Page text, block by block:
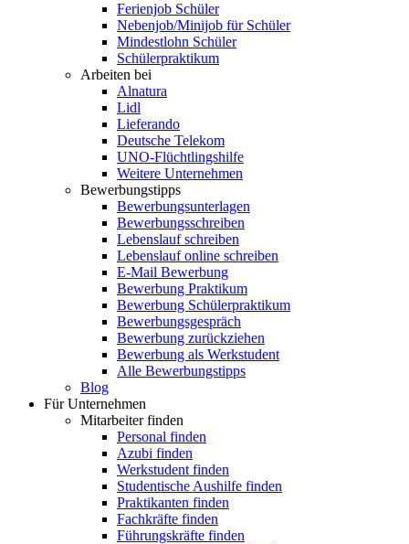
Ferienjob Schüler
Nebenjob/Minijob für Schüler
Mindestlohn Schüler
Schülerpraktikum
Arbeiten bei
Alnatura
Lidl
Lieferando
Deutsche Telekom
UNO-Flüchtlingshilfe
Weitere Unternehmen
Bewerbungstipps
Bewerbungsunterlagen
Bewerbungsschreiben
Lebenslauf schreiben
Lebenslauf online schreiben
E-Mail Bewerbung
Bewerbung Praktikum
Bewerbung Schülerpraktikum
Bewerbungsgespräch
Bewerbung zurückziehen
Bewerbung als Werkstudent
Alle Bewerbungstipps
Blog
Für Unternehmen
Mitarbeiter finden
Personal finden
Azubi finden
Werkstudent finden
Studentische Aushilfe finden
Praktikanten finden
Fachkräfte finden
Führungskräfte finden